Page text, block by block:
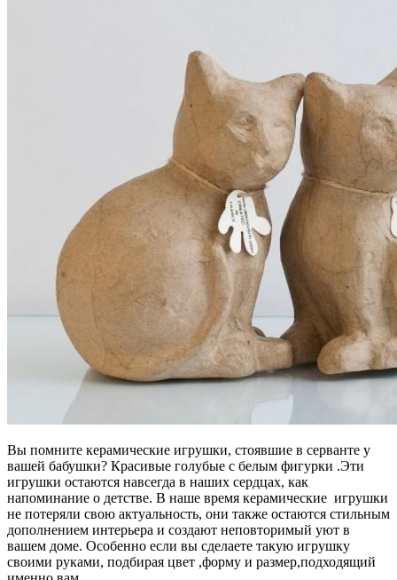
Вы помните керамические игрушки, стоявшие в серванте у
вашей бабушки? Красивые голубые с белым фигурки .Эти
игрушки остаются навсегда в наших сердцах, как
напоминание о детстве. В наше время керамические игрушки
не потеряли свою актуальность, они также остаются стильным
дополнением интерьера и создают неповторимый уют в
вашем доме. Особенно если вы сделаете такую игрушку
своими руками, подбирая цвет ,форму и размер,подходящий